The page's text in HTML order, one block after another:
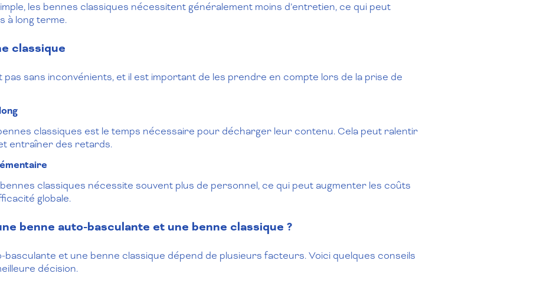
les bennes classiques nécessitent généralement moins d’entretien, ce qui peut
à long terme.
classique
sans inconvénients, et il est important de les prendre en compte lors de la prise de
classiques est le temps nécessaire pour décharger leur contenu. Cela peut ralentir
entraîner des retards.
classiques nécessite souvent plus de personnel, ce qui peut augmenter les coûts
globale.
benne auto-basculante et une benne classique ?
et une benne classique dépend de plusieurs facteurs. Voici quelques conseils
décision.